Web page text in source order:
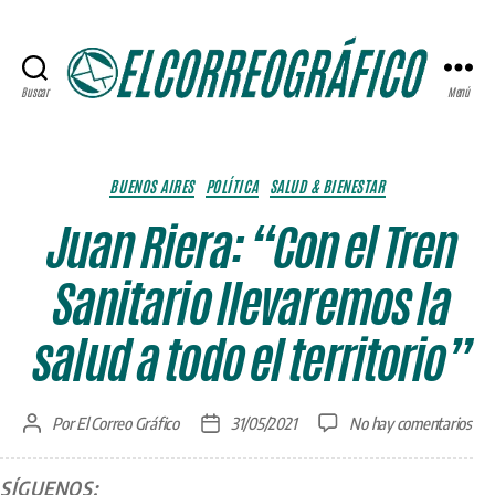
Buscar Menú
Categorías
BUENOS AIRES POLÍTICA SALUD & BIENESTAR
Juan Riera: “Con el Tren
Sanitario llevaremos la
salud a todo el territorio”
AutorPorEl Correo Gráfico
Fecha31/05/2021 No hay comentariosen
SÍGUENOS: